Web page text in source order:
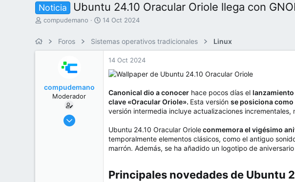
Noticia Ubuntu 24.10 Oracular Oriole llega con
I
r
compudemano
F
h
14 Oct 2024
Foros Sistemas operativos tradicionales Linux
compudemano
Moderador
26 Jul 2013
14 Oct 2024
Canonical dio a conocer hace pocos días el lanzamiento
clave «Oracular Oriole». Esta versión se posiciona
versión intermedia incluye actualizaciones
Ubuntu 24.10 Oracular Orioleconmemora el vigésimo
temporalmente elementos clásicos, como el antiguo
marrón. Además, se ha añadido un logotipo de
Principales novedades de Ubuntu